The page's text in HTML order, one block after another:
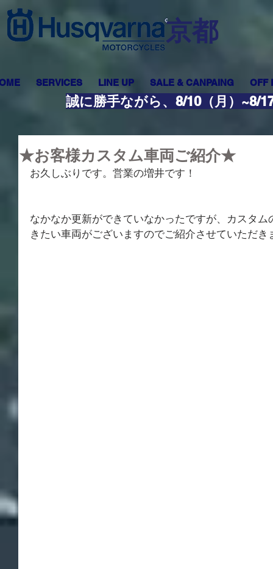
​京都
SERVICES LINE UP SALE & CANPAING OFF
誠に勝手ながら、8/10（月）~8/
★お客様カスタム車両ご紹介★
お久しぶりです。営業の増井です！
なかなか更新ができていなかったですが、カスタ
きたい車両がございますのでご紹介させていただき